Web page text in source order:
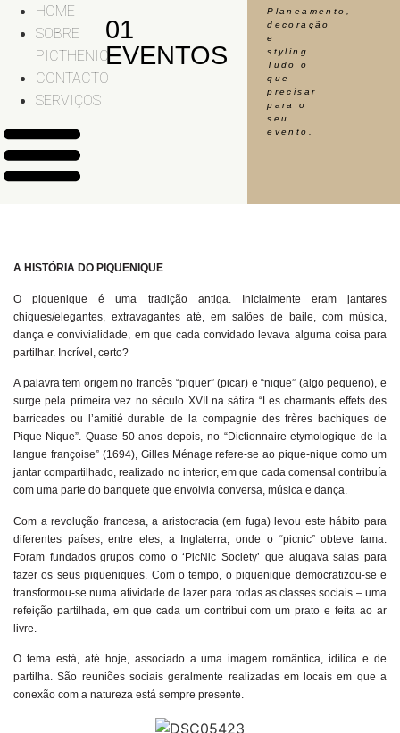
HOME
SOBRE
PICTHENIC
CONTACTO
SERVIÇOS
HOME
SOBRE
PICTHENIC
SERVIÇOS
01
EVENTOS
Planeamento,
decoração
e
styling.
Tudo o
que
precisar
para o
seu
evento.
Vamos criar memórias e valorizar o que
realmente importa. Na PicTheNic, valorizamos
a autenticidade e a espontaneidade, a
verdadeira essência de cada um.
A HISTÓRIA DO PIQUENIQUE
O piquenique é uma tradição antiga. Inicialmente eram jantares
chiques/elegantes, extravagantes até, em salões de baile, com música,
dança e convivialidade, em que cada convidado levava alguma coisa para
partilhar. Incrível, certo?
A palavra tem origem no francês “piquer” (picar) e “nique” (algo pequeno), e
surge pela primeira vez no século XVII na sátira “Les charmants effets des
barricades ou l’amitié durable de la compagnie des frères bachiques de
Pique-Nique”. Quase 50 anos depois, no “Dictionnaire etymologique de la
langue françoise” (1694), Gilles Ménage refere-se ao pique-nique como um
jantar compartilhado, realizado no interior, em que cada comensal contribuía
com uma parte do banquete que envolvia conversa, música e dança.
Com a revolução francesa, a aristocracia (em fuga) levou este hábito para
diferentes países, entre eles, a Inglaterra, onde o “picnic” obteve fama.
Foram fundados grupos como o ‘PicNic Society’ que alugava salas para
fazer os seus piqueniques. Com o tempo, o piquenique democratizou-se e
transformou-se numa atividade de lazer para todas as classes sociais – uma
refeição partilhada, em que cada um contribui com um prato e feita ao ar
livre.
O tema está, até hoje, associado a uma imagem romântica, idílica e de
partilha. São reuniões sociais geralmente realizadas em locais em que a
conexão com a natureza está sempre presente.